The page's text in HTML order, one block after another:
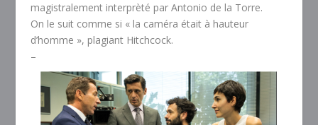
magistralement interprèté par Antonio de la Torre.
On le suit comme si « la caméra était à hauteur
d’homme », plagiant Hitchcock.
–